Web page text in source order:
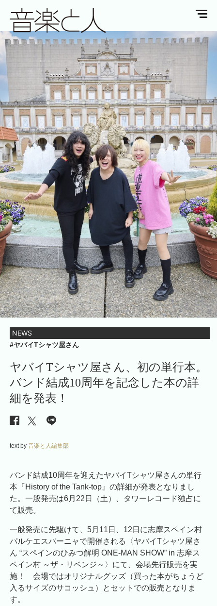
NEWS
#ヤバイTシャツ屋さん
ヤバイTシャツ屋さん、初の単行本。
バンド結成10周年を記念した本の詳
細を発表！
text by 音楽と人編集部
バンド結成10周年を迎えたヤバイTシャツ屋さんの単行
本『History of the Tank-top』の詳細が発表となりまし
た。一般発売は6月22日（土）、タワーレコード独占に
て販売。
一般発売に先駆けて、5月11日、12日に志摩スペイン村
パルケエスパーニャで開催される〈ヤバイTシャツ屋さ
ん “スペインのひみつ解明 ONE-MAN SHOW” in 志摩ス
ペイン村 ～ザ・リベンジ～〉にて、会場先行販売を実
施！ 会場ではオリジナルグッズ（買った本がちょうど
入るサイズのサコッシュ）とセットでの販売となりま
す。